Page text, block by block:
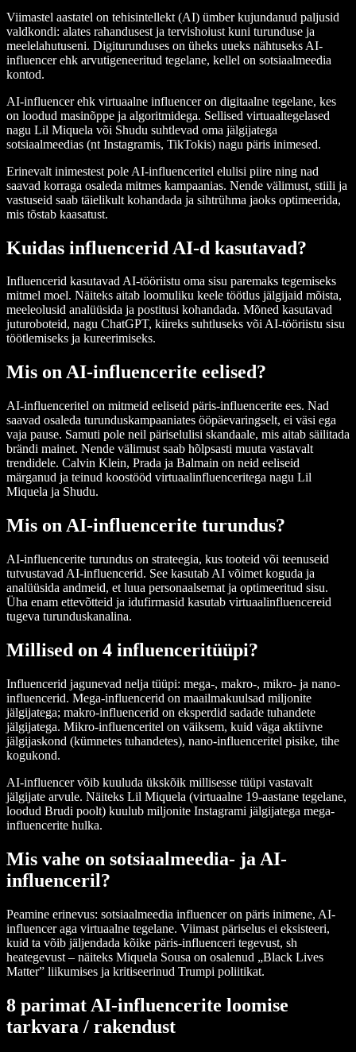
Viimastel aastatel on tehisintellekt (AI) ümber kujundanud paljusid
valdkondi: alates rahandusest ja tervishoiust kuni turunduse ja
meelelahutuseni. Digiturunduses on üheks uueks nähtuseks AI-
influencer ehk arvutigeneeritud tegelane, kellel on sotsiaalmeedia
kontod.
AI-influencer ehk virtuaalne influencer on digitaalne tegelane, kes
on loodud masinõppe ja algoritmidega. Sellised virtuaaltegelased
nagu Lil Miquela või Shudu suhtlevad oma jälgijatega
sotsiaalmeedias (nt Instagramis, TikTokis) nagu päris inimesed.
Erinevalt inimestest pole AI-influenceritel elulisi piire ning nad
saavad korraga osaleda mitmes kampaanias. Nende välimust, stiili ja
vastuseid saab täielikult kohandada ja sihtrühma jaoks optimeerida,
mis tõstab kaasatust.
Kuidas influencerid AI-d kasutavad?
Influencerid kasutavad AI-tööriistu oma sisu paremaks tegemiseks
mitmel moel. Näiteks aitab loomuliku keele töötlus jälgijaid mõista,
meeleolusid analüüsida ja postitusi kohandada. Mõned kasutavad
juturoboteid, nagu ChatGPT, kiireks suhtluseks või AI-tööriistu sisu
töötlemiseks ja kureerimiseks.
Mis on AI-influencerite eelised?
AI-influenceritel on mitmeid eeliseid päris-influencerite ees. Nad
saavad osaleda turunduskampaaniates ööpäevaringselt, ei väsi ega
vaja pause. Samuti pole neil päriselulisi skandaale, mis aitab säilitada
brändi mainet. Nende välimust saab hõlpsasti muuta vastavalt
trendidele. Calvin Klein, Prada ja Balmain on neid eeliseid
märganud ja teinud koostööd virtuaalinfluenceritega nagu Lil
Miquela ja Shudu.
Mis on AI-influencerite turundus?
AI-influencerite turundus on strateegia, kus tooteid või teenuseid
tutvustavad AI-influencerid. See kasutab AI võimet koguda ja
analüüsida andmeid, et luua personaalsemat ja optimeeritud sisu.
Üha enam ettevõtteid ja idufirmasid kasutab virtuaalinfluencereid
tugeva turunduskanalina.
Millised on 4 influenceritüüpi?
Influencerid jagunevad nelja tüüpi: mega-, makro-, mikro- ja nano-
influencerid. Mega-influencerid on maailmakuulsad miljonite
jälgijatega; makro-influencerid on eksperdid sadade tuhandete
jälgijatega. Mikro-influenceritel on väiksem, kuid väga aktiivne
jälgijaskond (kümnetes tuhandetes), nano-influenceritel pisike, tihe
kogukond.
AI-influencer võib kuuluda ükskõik millisesse tüüpi vastavalt
jälgijate arvule. Näiteks Lil Miquela (virtuaalne 19-aastane tegelane,
loodud Brudi poolt) kuulub miljonite Instagrami jälgijatega mega-
influencerite hulka.
Mis vahe on sotsiaalmeedia- ja AI-
influenceril?
Peamine erinevus: sotsiaalmeedia influencer on päris inimene, AI-
influencer aga virtuaalne tegelane. Viimast päriselus ei eksisteeri,
kuid ta võib jäljendada kõike päris-influenceri tegevust, sh
heategevust – näiteks Miquela Sousa on osalenud „Black Lives
Matter” liikumises ja kritiseerinud Trumpi poliitikat.
8 parimat AI-influencerite loomise
tarkvara / rakendust